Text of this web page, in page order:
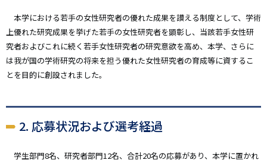
本学における若手の女性研究者の優れた成果を讃える制度として、学術
上優れた研究成果を挙げた若手の女性研究者を顕彰し、当該若手女性研
究者およびこれに続く若手女性研究者の研究意欲を高め、本学、さらに
は我が国の学術研究の将来を担う優れた女性研究者の育成等に資するこ
とを目的に創設されました。
2. 応募状況および選考経過
学生部門8名、研究者部門12名、合計20名の応募があり、本学に置かれ